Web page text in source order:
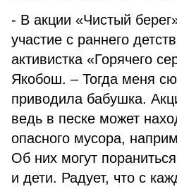
- В акции «Чистый
участие с раннего
активистка «Горячего
Якобош. – Тогда меня
приводила бабушка.
ведь в песке может
опасного мусора,
Об них могут
и дети. Радует, что с